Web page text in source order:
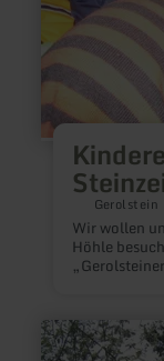
Gerolstein
Wir wollen
Höhle
Information
mehr
erfahren